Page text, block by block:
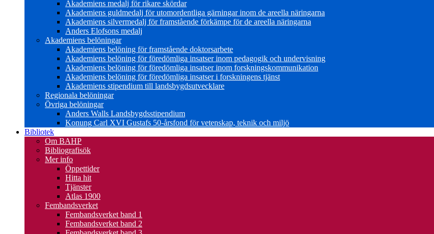
Akademiens medalj för rikare skördar
Akademiens guldmedalj för utomordentliga gärningar inom de areella näringarna
Akademiens silvermedalj för framstående förkämpe för de areella näringarna
Anders Elofsons medalj
Akademiens belöningar
Akademiens belöning för framstående doktorsarbete
Akademiens belöning för föredömliga insatser inom pedagogik och undervisning
Akademiens belöning för föredömliga insatser inom forskningskommunikation
Akademiens belöning för föredömliga insatser i forskningens tjänst
Akademiens stipendium till landsbygdsutvecklare
Regionala belöningar
Övriga belöningar
Anders Walls Landsbygdsstipendium
Konung Carl XVI Gustafs 50-årsfond för vetenskap, teknik och miljö
Bibliotek
Om BAHP
Bibliografisök
Mer info
Öppettider
Hitta hit
Tjänster
Atlas 1900
Fembandsverket
Fembandsverket band 1
Fembandsverket band 2